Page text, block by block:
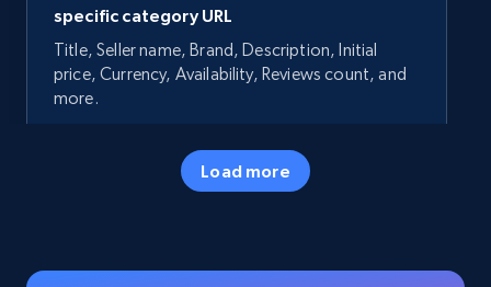
specific category URL
Title, Seller name, Brand, Description, Initial
price, Currency, Availability, Reviews count, and
more.
5.7K+
Load more